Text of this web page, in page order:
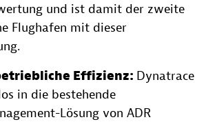
und ist damit der zweite
Flughafen mit dieser
Effizienz: Dynatrace
in die bestehende
Lösung von ADR